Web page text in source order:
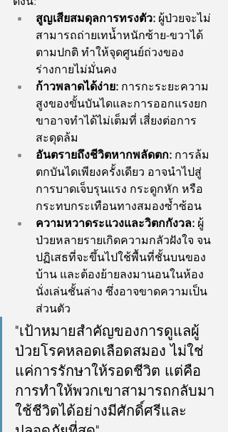
สูญเสียสมดุลการทรงตัว: ผู้ป่วยจะไม่
สามารถถ่ายเทน้ำหนักซ้าย-ขวาได้
ตามปกติ ทำให้จุดศูนย์ถ่วงของ
ร่างกายไม่มั่นคง
ก้าวพลาดได้ง่าย: การกะระยะความ
สูงของขั้นบันไดและการออกแรงยก
ขาอาจทำได้ไม่เต็มที่ เสี่ยงต่อการ
สะดุดล้ม
อันตรายถึงชีวิตหากพลัดตก: การล้ม
ตกบันไดเพียงครั้งเดียว อาจนำไปสู่
การบาดเจ็บรุนแรง กระดูกหัก หรือ
กระทบกระเทือนทางสมองซ้ำซ้อน
ความหวาดระแวงและวิตกกังวล: ผู้
ป่วยหลายรายเกิดความกลัวฝังใจ จน
ปฏิเสธที่จะขึ้นไปใช้พื้นที่ชั้นบนของ
บ้าน และต้องย้ายลงมานอนในห้อง
นั่งเล่นชั้นล่าง ซึ่งอาจขาดความเป็น
ส่วนตัว
"เป้าหมายสำคัญของการดูแลผู้
ป่วยโรคหลอดเลือดสมอง ไม่ใช่
แค่การรักษาให้รอดชีวิต แต่คือ
การทำให้พวกเขาสามารถกลับมา
ใช้ชีวิตได้อย่างมีศักดิ์ศรีและ